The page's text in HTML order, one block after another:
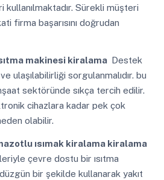
kullanılmaktadır. Sürekli müşteri
firma başarısını doğrudan
makinesi kiralama Destek
ulaşılabilirliği sorgulanmalıdır. bu
sektöründe sıkça tercih edilir.
cihazlara kadar pek çok
olabilir.
ısımak kiralama kiralama
çevre dostu bir ısıtma
düzgün bir şekilde kullanarak yakıt